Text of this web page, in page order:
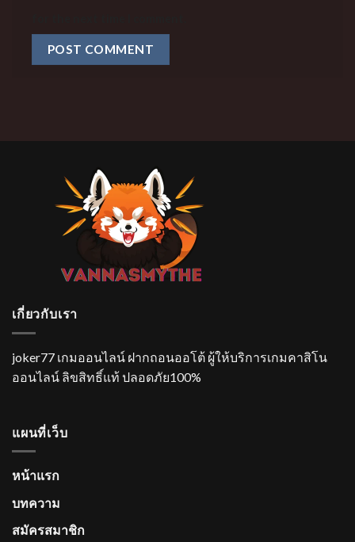
เกี่ยวกับเรา
joker77 เกมออนไลน์ ฝากถอนออโต้ ผู้ให้บริการเกมคาสิโน
ออนไลน์ ลิขสิทธิ์แท้ ปลอดภัย100%
แผนที่เว็บ
หน้าแรก
บทความ
สมัครสมาชิก